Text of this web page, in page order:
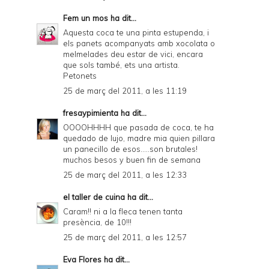
Fem un mos ha dit...
Aquesta coca te una pinta estupenda, i
els panets acompanyats amb xocolata o
melmelades deu estar de vici, encara
que sols també, ets una artista.
Petonets
25 de març del 2011, a les 11:19
fresaypimienta ha dit...
OOOOHHHH que pasada de coca, te ha
quedado de lujo, madre mia quien pillara
un panecillo de esos.....son brutales!
muchos besos y buen fin de semana
25 de març del 2011, a les 12:33
el taller de cuina ha dit...
Caram!! ni a la fleca tenen tanta
presència, de 10!!!
25 de març del 2011, a les 12:57
Eva Flores ha dit...